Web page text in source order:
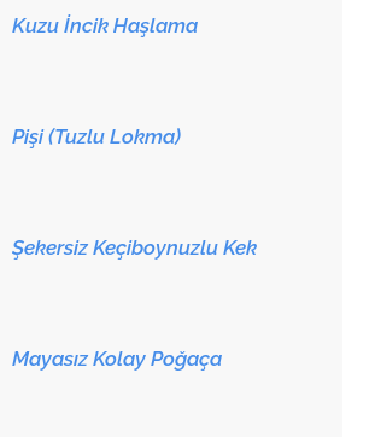
Kuzu İncik Haşlama
Pişi (Tuzlu Lokma)
Şekersiz Keçiboynuzlu Kek
Mayasız Kolay Poğaça